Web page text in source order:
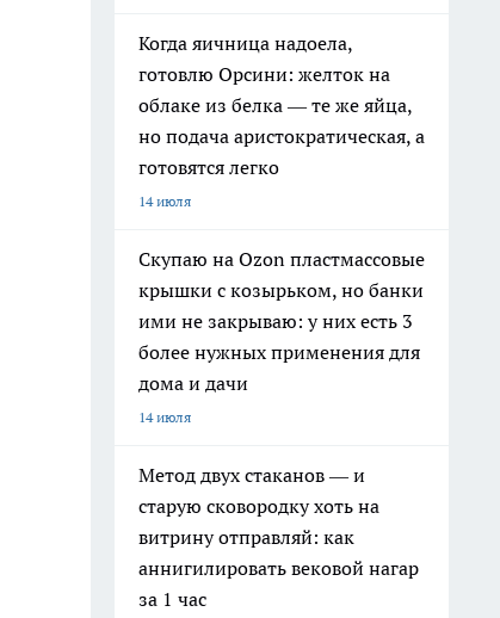
Когда яичница надоела,
готовлю Орсини: желток на
облаке из белка — те же яйца,
но подача аристократическая, а
готовятся легко
14 июля
Скупаю на Ozon пластмассовые
крышки с козырьком, но банки
ими не закрываю: у них есть 3
более нужных применения для
дома и дачи
14 июля
Метод двух стаканов — и
старую сковородку хоть на
витрину отправляй: как
аннигилировать вековой нагар
за 1 час